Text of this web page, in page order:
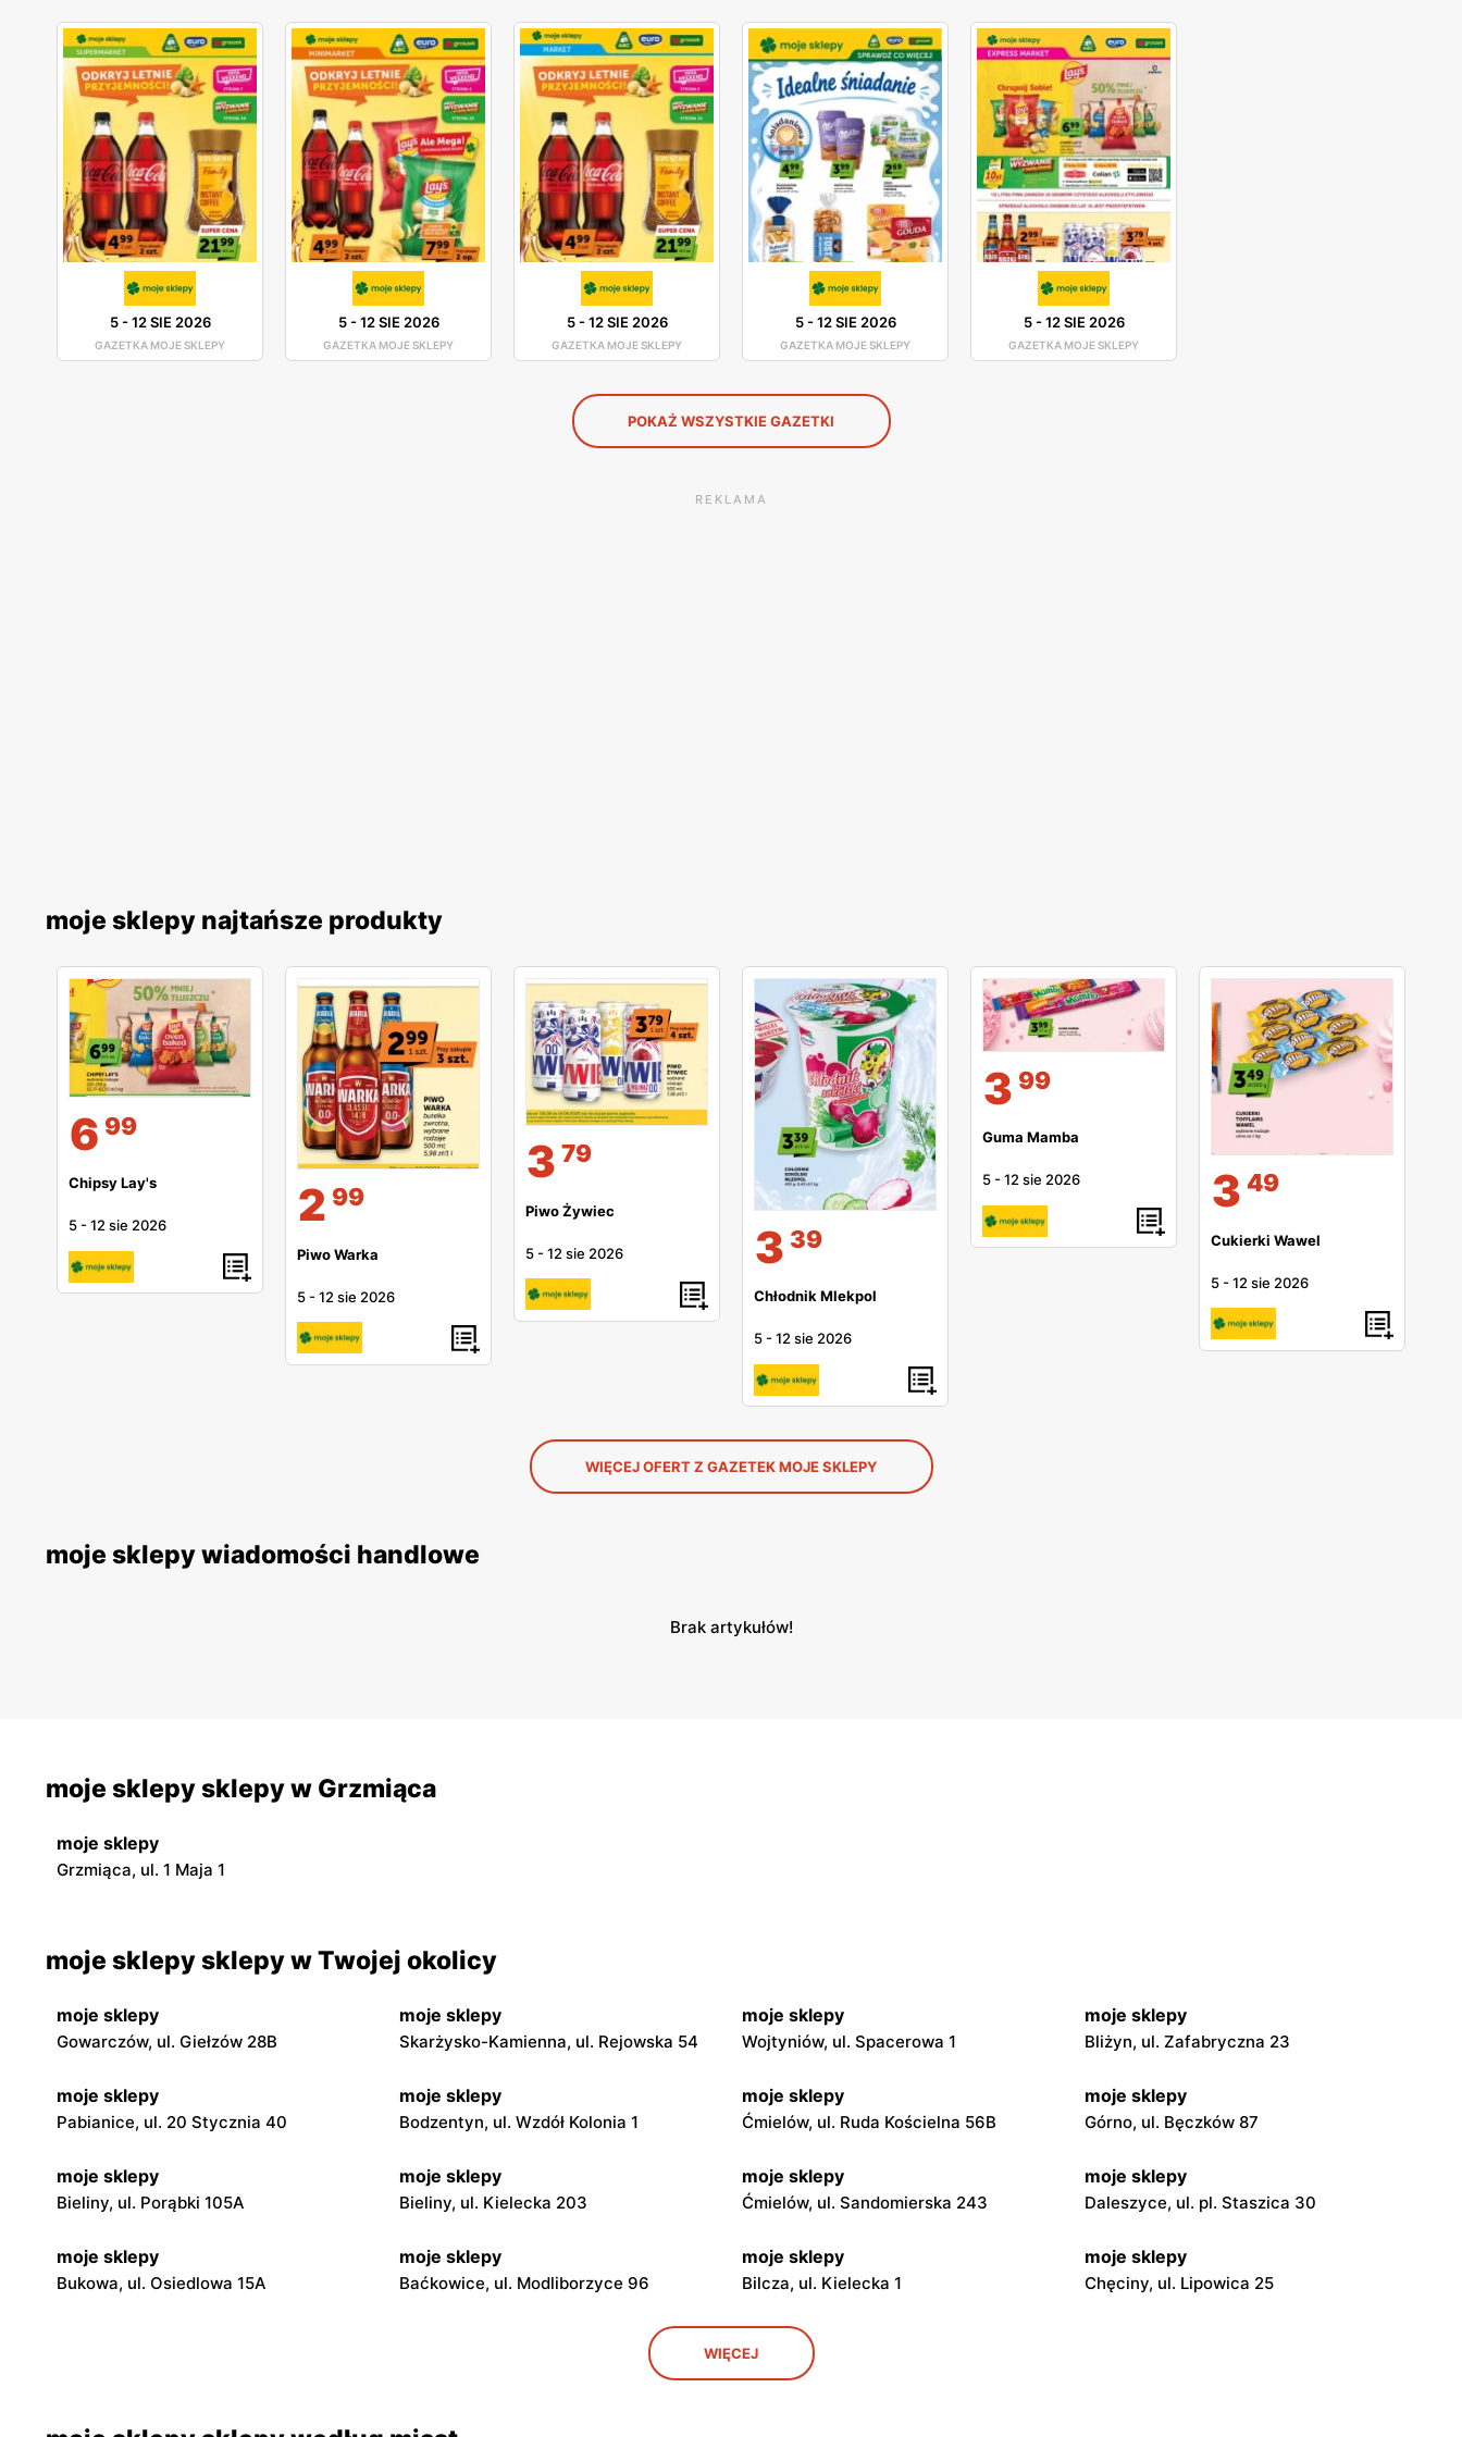
5-12 SIE 2026
GAZETKA MOJE SKLEPY
5-12 SIE 2026
GAZETKA MOJE SKLEPY
5-12 SIE 2026
GAZETKA MOJE SKLEPY
5-12 SIE 2026
GAZETKA MOJE SKLEPY
5-12 SIE 2026
GAZETKA MOJE SKLEPY
POKAŻ WSZYSTKIE GAZETKI
REKLAMA
moje sklepy najtańsze produkty
6 99
Chipsy Lay's
5 -12 sie 2026 2 99
Piwo Warka
5 -12 sie 2026
3 79
Piwo Żywiec
5 -12 sie 2026 3 39
Chłodnik Mlekpol
5 -12 sie 2026
3 99
Guma Mamba
5 -12 sie 2026 3 49
Cukierki Wawel
5 -12 sie 2026
WIĘCEJ OFERT Z GAZETEK MOJE SKLEPY
moje sklepy wiadomości handlowe
Brak artykułów!
moje sklepy sklepy w Grzmiąca
moje sklepy
Grzmiąca, ul. 1 Maja 1
moje sklepy sklepy w Twojej okolicy
moje sklepy
Gowarczów, ul. Giełzów 28B
moje sklepy
Skarżysko-Kamienna, ul. Rejowska 54
moje sklepy
Wojtyniów, ul. Spacerowa 1
moje sklepy
Bliżyn, ul. Zafabryczna 23
moje sklepy
Pabianice, ul. 20 Stycznia 40
moje sklepy
Bodzentyn, ul. Wzdół Kolonia 1
moje sklepy
Ćmielów, ul. Ruda Kościelna 56B
moje sklepy
Górno, ul. Bęczków 87
moje sklepy
Bieliny, ul. Porąbki 105A
moje sklepy
Bieliny, ul. Kielecka 203
moje sklepy
Ćmielów, ul. Sandomierska 243
moje sklepy
Daleszyce, ul. pl. Staszica 30
moje sklepy
Bukowa, ul. Osiedlowa 15A
moje sklepy
Baćkowice, ul. Modliborzyce 96
moje sklepy
Bilcza, ul. Kielecka 1
moje sklepy
Chęciny, ul. Lipowica 25
moje sklepy
Gorzyce, ul. Szkolna 44
WIĘCEJ